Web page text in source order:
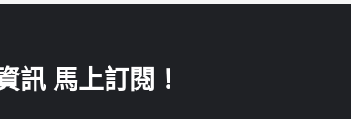
訊 馬上訂閱！